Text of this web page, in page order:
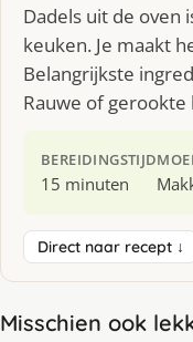
Dadels uit de oven
keuken. Je maakt
Belangrijkste
Rauwe of gerookte
BEREIDINGSTIJD
15 minuten
Direct naar recept ↓
Misschien ook